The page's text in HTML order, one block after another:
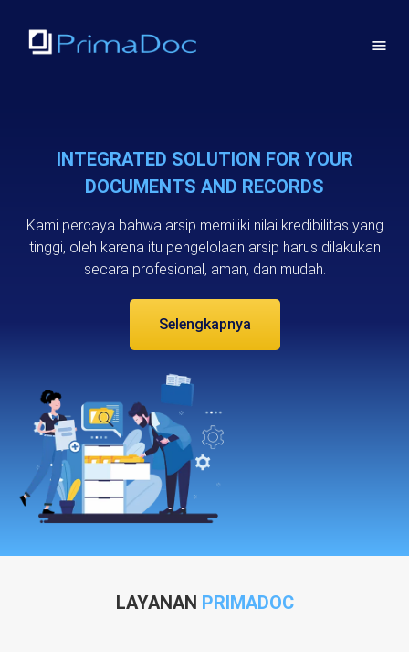
≡
INTEGRATED SOLUTION FOR YOUR
DOCUMENTS AND RECORDS
Kami percaya bahwa arsip memiliki nilai kredibilitas yang
tinggi, oleh karena itu pengelolaan arsip harus dilakukan
secara profesional, aman, dan mudah.
Selengkapnya
LAYANAN PRIMADOC